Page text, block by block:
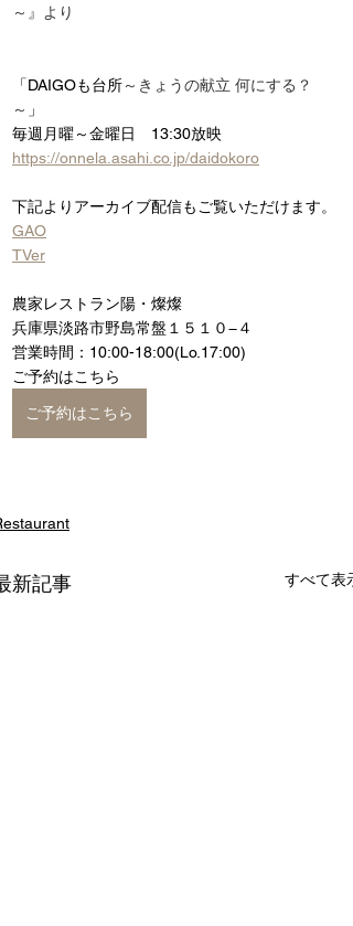
～』より
「DAIGOも台所～きょうの献立 何にする？
～ 」
毎週月曜～金曜日　13:30放映
https://onnela.asahi.co.jp/daidokoro
下記よりアーカイブ配信もご覧いただけます。
GAO
TVer
農家レストラン陽・燦燦
兵庫県淡路市野島常盤１５１０−４
営業時間：10:00-18:00(Lo.17:00)
ご予約はこちら
ご予約はこちら
新記事 すべて表示